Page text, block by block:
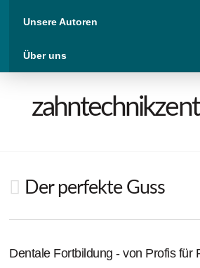
Unsere Autoren
Über uns
Der perfekte Guss
Dentale Fortbildung - von Profis für